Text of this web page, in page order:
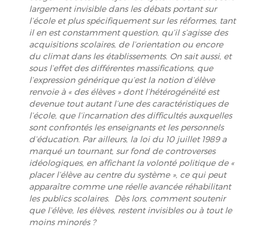
largement invisible dans les débats portant sur
l’école et plus spécifiquement sur les réformes, tant
il en est constamment question, qu’il s’agisse des
acquisitions scolaires, de l’orientation ou encore
du climat dans les établissements. On sait aussi, et
sous l’effet des différentes massifications, que
l’expression générique qu’est la notion d’élève
renvoie à « des élèves » dont l’hétérogénéité est
devenue tout autant l’une des caractéristiques de
l’école, que l’incarnation des difficultés auxquelles
sont confrontés les enseignants et les personnels
d’éducation. Par ailleurs, la loi du 10 juillet 1989 a
marqué un tournant, sur fond de controverses
idéologiques, en affichant la volonté politique de «
placer l’élève au centre du système », ce qui peut
apparaître comme une réelle avancée réhabilitant
les publics scolaires. Dès lors, comment soutenir
que l’élève, les élèves, restent invisibles ou à tout le
moins minorés ?